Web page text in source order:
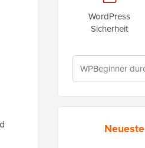
WordPress
Sicherheit
Neueste